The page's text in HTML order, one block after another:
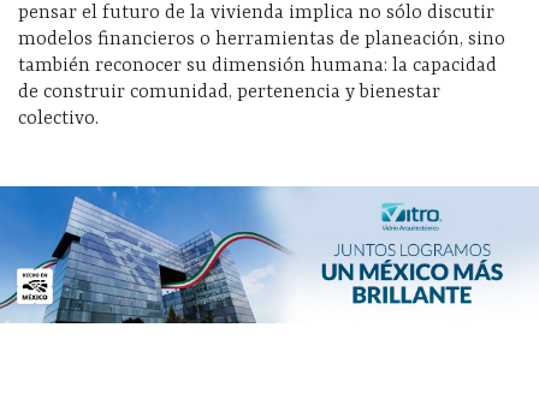
pensar el futuro de la vivienda implica no sólo discutir
modelos financieros o herramientas de planeación, sino
también reconocer su dimensión humana: la capacidad
de construir comunidad, pertenencia y bienestar
colectivo.